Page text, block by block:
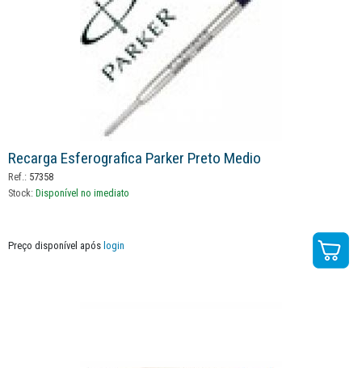
Recarga Esferografica Parker Preto Medio
Ref.: 57358
Stock: Disponível no imediato
Preço disponível após login